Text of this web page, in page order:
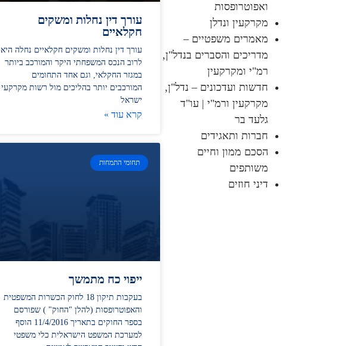
ואפוטרופסות
מקרקעין ונדלן
מאמרים משפטיים –
מדריכים והסברים בנדל"ן,
רמ"י ומקרקעין
חדשות ועדכונים – נדל"ן,
מקרקעין ורמ"י | עו"ד
גלעד בר
חברות ותאגידים
הסכם ממון וחיים
משותפים
דיני חוזים
עורך דין נחלות ומשקים
חקלאיים
עורך דין נחלות ומשקים חקלאיים נחלה היא
לרוב הנכס המשפחתי היקר והמורכב ביותר
במגזר החקלאי, וגם אחד התחומים
המורכבים יותר בהליכים מול רשות מקרקעי
ישראל
קרא עוד »
תחומי התמחות
ייפוי כח מתמשך
בעקבות תיקון 18 לחוק הכשרות המשפטית
והאפוטרופסות (להלן "החוק" ) שפורסם
בספר החוקים בתאריך 11/4/2016 הוסף
למערכת המשפט הישראלית כלי משפטי